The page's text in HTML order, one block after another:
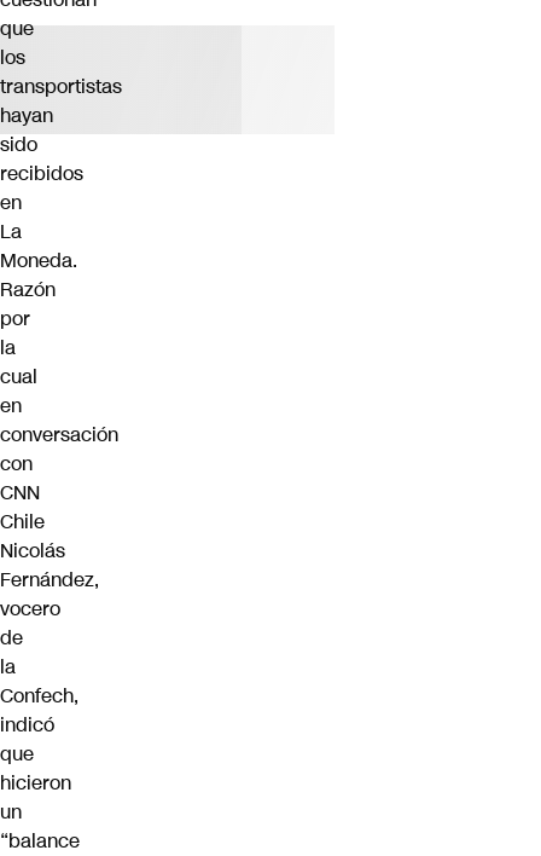
que
los
transportistas
hayan
sido
recibidos
en
La
Moneda.
Razón
por
la
cual
en
conversación
con
CNN
Chile
Nicolás
Fernández,
vocero
de
la
Confech,
indicó
que
hicieron
un
“balance